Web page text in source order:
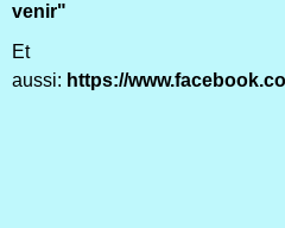
venir"
Et
aussi: https://